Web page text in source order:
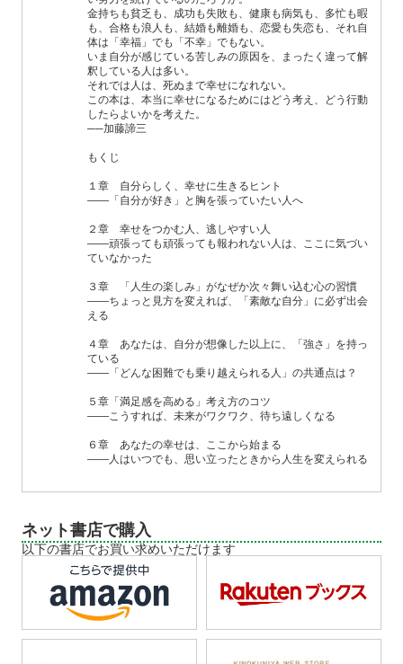
金持ちも貧乏も、成功も失敗も、健康も病気も、多忙も暇
も、合格も浪人も、結婚も離婚も、恋愛も失恋も、それ自
体は「幸福」でも「不幸」でもない。
いま自分が感じている苦しみの原因を、まったく違って解
釈している人は多い。
それでは人は、死ぬまで幸せになれない。
この本は、本当に幸せになるためにはどう考え、どう行動
したらよいかを考えた。
──加藤諦三
もくじ
１章 自分らしく、幸せに生きるヒント
――「自分が好き」と胸を張っていたい人へ
２章 幸せをつかむ人、逃しやすい人
――頑張っても頑張っても報われない人は、ここに気づい
ていなかった
３章 「人生の楽しみ」がなぜか次々舞い込む心の習慣
――ちょっと見方を変えれば、「素敵な自分」に必ず出会
える
４章 あなたは、自分が想像した以上に、「強さ」を持っ
ている
――「どんな困難でも乗り越えられる人」の共通点は？
５章「満足感を高める」考え方のコツ
――こうすれば、未来がワクワク、待ち遠しくなる
６章 あなたの幸せは、ここから始まる
――人はいつでも、思い立ったときから人生を変えられる
ネット書店で購入
以下の書店でお買い求めいただけます